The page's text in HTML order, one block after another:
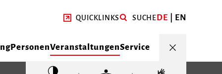
QUICKLINKS SUCHEDE EN
PersonenVeranstaltungenService